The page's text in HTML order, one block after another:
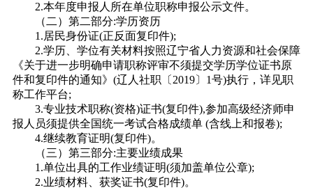
2.本年度申报人所在单位职称申报公示文件。
（二） 第二部分:学历资历
1.居民身份证(正反面复印件);
2.学历、学位有关材料按照辽宁省人力资源和社会保障
《关于进一步明确申请职称评审不须提交学历学位证书原
件和复印件的通知》(辽人社职〔2019〕1号)执行，详见职
称工作平台;
3.专业技术职称(资格)证书(复印件),参加高级经济师申
报人员须提供全国统一考试合格成绩单 (含线上和报卷);
4.继续教育证明(复印件)。
（三）第三部分:主要业绩成果
1.单位出具的工作业绩证明(须加盖单位公章);
2.业绩材料、获奖证书(复印件)。